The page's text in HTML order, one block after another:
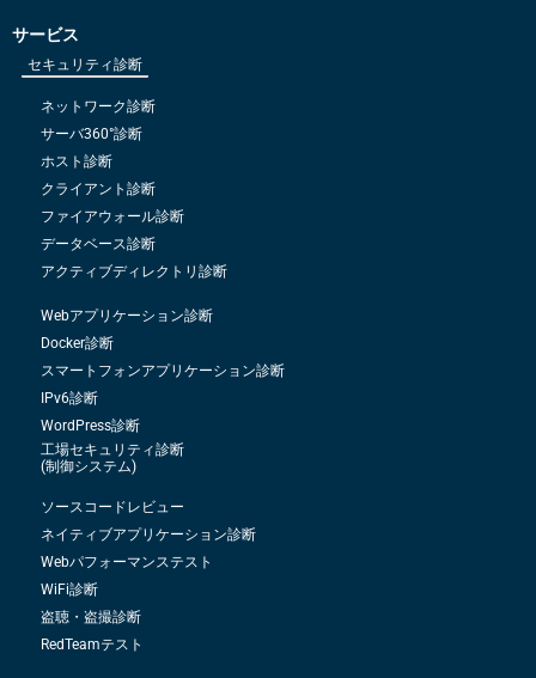
サービス
セキュリティ診断
ネットワーク診断
サーバ360°診断
ホスト診断
クライアント診断
ファイアウォール診断
データベース診断
アクティブディレクトリ診断
Webアプリケーション診断
Docker診断
スマートフォンアプリケーション診断
IPv6診断
WordPress診断
工場セキュリティ診断
(制御システム)
ソースコードレビュー
ネイティブアプリケーション診断
Webパフォーマンステスト
WiFi診断
盗聴・盗撮診断
RedTeamテスト